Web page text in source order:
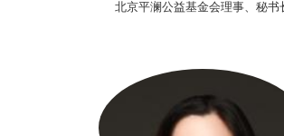
北京平澜公益基金会理事、秘书